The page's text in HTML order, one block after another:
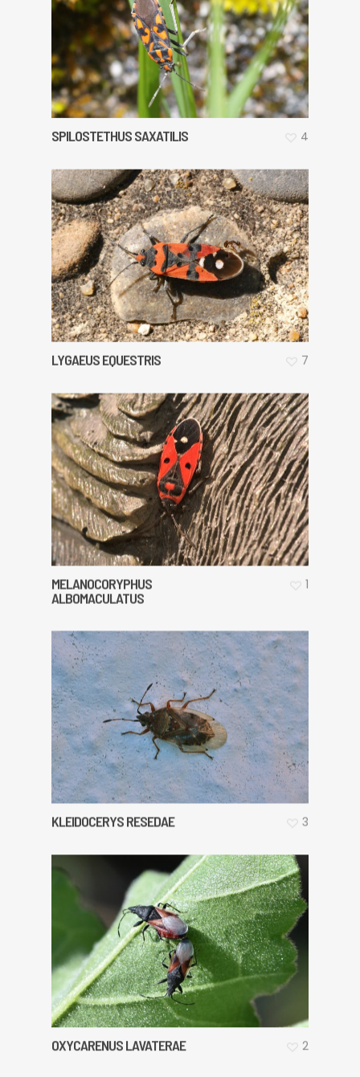
SPILOSTETHUS SAXATILIS 4
LYGAEUS EQUESTRIS 7
MELANOCORYPHUS
ALBOMACULATUS
1
KLEIDOCERYS RESEDAE 3
OXYCARENUS LAVATERAE 2